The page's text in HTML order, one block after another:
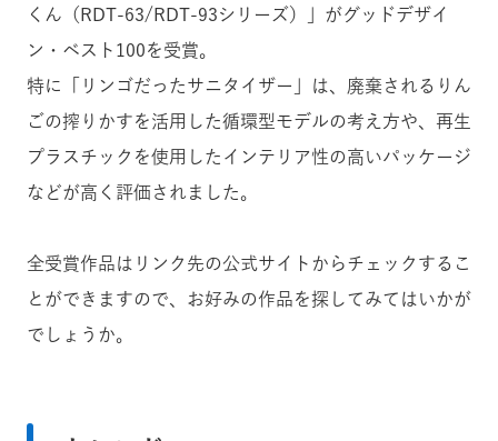
くん （RDT-63/RDT-93シリーズ） 」がグッドデザイ
ン・ベスト100を受賞。
特に「リンゴだったサニタイザー」は、廃棄されるりん
ごの搾りかすを活用した循環型モデルの考え方や、再生
プラスチックを使用したインテリア性の高いパッケージ
などが高く評価されました。
全受賞作品はリンク先の公式サイトからチェックするこ
とができますので、お好みの作品を探してみてはいかが
でしょうか。